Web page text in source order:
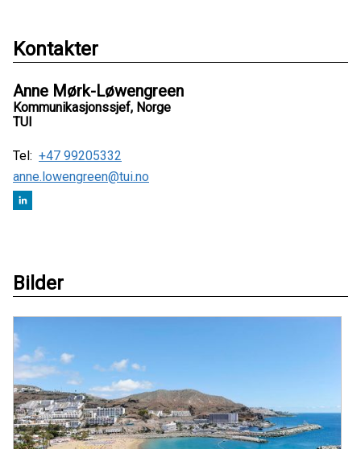
Kontakter
Anne Mørk-Løwengreen
Kommunikasjonssjef, Norge
TUI
Tel: +47 99205332
anne.lowengreen@tui.no
Bilder